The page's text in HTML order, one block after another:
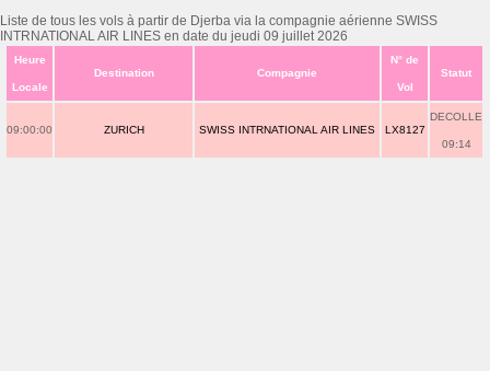
Liste de tous les vols à partir de Djerba via la compagnie aérienne SWISS
INTRNATIONAL AIR LINES en date du jeudi 09 juillet 2026
Heure
Locale
Destination Compagnie
N° de
Vol
Statut
09:00:00 ZURICH SWISS INTRNATIONAL AIR LINES LX8127
DECOLLE
09:14